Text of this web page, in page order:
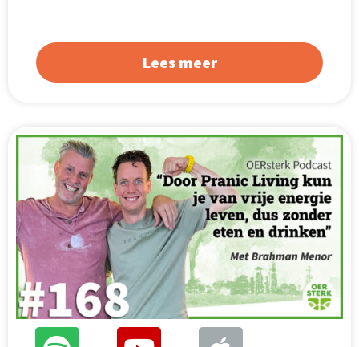
Lees meer